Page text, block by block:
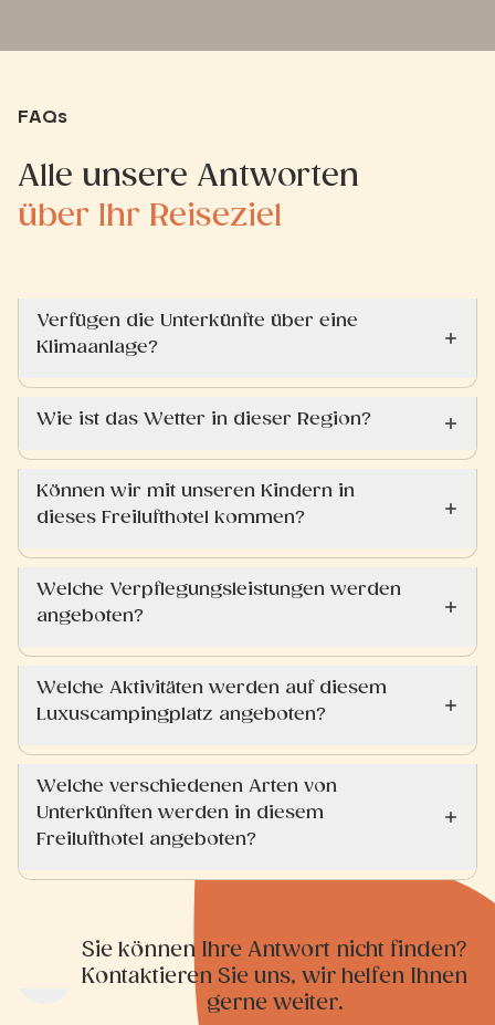
FAQs
Alle unsere Antworten
über Ihr Reiseziel
Verfügen die Unterkünfte über eine
Klimaanlage?
Wie ist das Wetter in dieser Region?
Können wir mit unseren Kindern in
dieses Freilufthotel kommen?
Welche Verpflegungsleistungen werden
angeboten?
Welche Aktivitäten werden auf diesem
Luxuscampingplatz angeboten?
Welche verschiedenen Arten von
Unterkünften werden in diesem
Freilufthotel angeboten?
Sie können Ihre Antwort nicht finden?
Kontaktieren Sie uns, wir helfen Ihnen
gerne weiter.